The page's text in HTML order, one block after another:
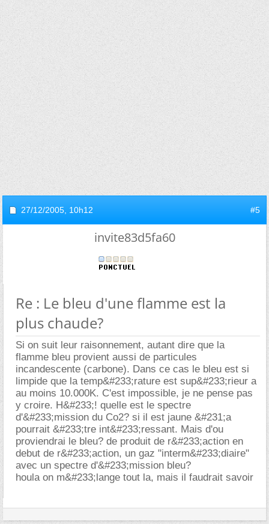
27/12/2005, 10h12 #5
invite83d5fa60
Re : Le bleu d'une flamme est la
plus chaude?
Si on suit leur raisonnement, autant dire que la
flamme bleu provient aussi de particules
incandescente (carbone). Dans ce cas le bleu est si
limpide que la temp&#233;rature est sup&#233;rieur a
au moins 10.000K. C'est impossible, je ne pense pas
y croire. H&#233;! quelle est le spectre
d'&#233;mission du Co2? si il est jaune &#231;a
pourrait &#233;tre int&#233;ressant. Mais d'ou
proviendrai le bleu? de produit de r&#233;action en
debut de r&#233;action, un gaz "interm&#233;diaire"
avec un spectre d'&#233;mission bleu?
houla on m&#233;lange tout la, mais il faudrait savoir